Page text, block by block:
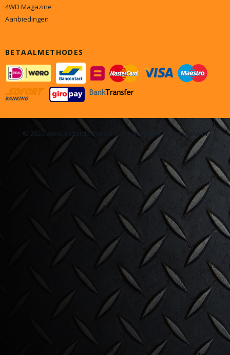
4WD Magazine
Aanbiedingen
BETAALMETHODES
© 2026 www.onderdelen4x4.nl - Powered by Shoppagina.nl